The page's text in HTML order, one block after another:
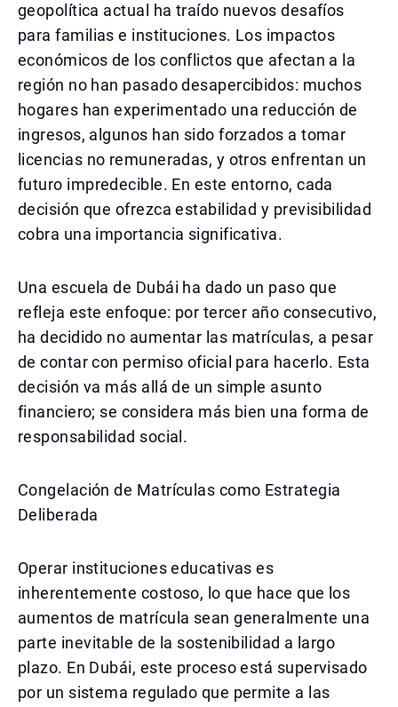
geopolítica actual ha traído nuevos desafíos
para familias e instituciones. Los impactos
económicos de los conflictos que afectan a la
región no han pasado desapercibidos: muchos
hogares han experimentado una reducción de
ingresos, algunos han sido forzados a tomar
licencias no remuneradas, y otros enfrentan un
futuro impredecible. En este entorno, cada
decisión que ofrezca estabilidad y previsibilidad
cobra una importancia significativa.
Una escuela de Dubái ha dado un paso que
refleja este enfoque: por tercer año consecutivo,
ha decidido no aumentar las matrículas, a pesar
de contar con permiso oficial para hacerlo. Esta
decisión va más allá de un simple asunto
financiero; se considera más bien una forma de
responsabilidad social.
Congelación de Matrículas como Estrategia
Deliberada
Operar instituciones educativas es
inherentemente costoso, lo que hace que los
aumentos de matrícula sean generalmente una
parte inevitable de la sostenibilidad a largo
plazo. En Dubái, este proceso está supervisado
por un sistema regulado que permite a las